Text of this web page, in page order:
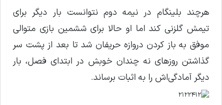
هرچند بلینگام در نیمه دوم نتوانست بار دیگر برای
تیمش‌ گلزنی کند اما او حالا برای ششمین بازی متوالی
موفق به باز کردن دروازه حریفان شد تا بعد از پشت سر
گذاشتن روزهای نه چندان خوبش در ابتدای فصل، بار
دیگر‌ آمادگی‌اش را به اثبات برساند.